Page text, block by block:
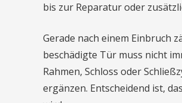
bis zur Reparatur oder
Gerade nach einem Einbruch
beschädigte Tür muss nicht
Rahmen, Schloss oder
ergänzen. Entscheidend ist,